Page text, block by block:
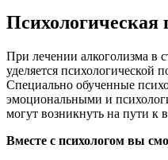
При лечении алкоголизма в
уделяется психологической
Специально обученные
эмоциональными и
могут возникнуть на пути к
Вместе с психологом вы